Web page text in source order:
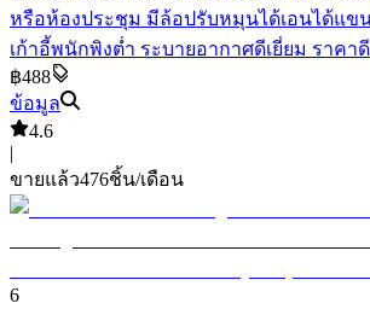
หรือห้องประชุม มีล้อปรับหมุนได้เอนได้แข
เก้าอี้พนักพิงต่ำ ระบายอากาศดีเยี่ยม ราคา
฿488
ข้อมูล
4.6
|
ขายแล้ว476ชิ้น/เดือน
6